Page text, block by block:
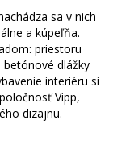
sa v nich
a kúpeľňa.
priestoru
dlážky
interiéru si
Vipp,
dizajnu.